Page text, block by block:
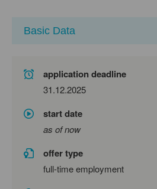
Basic Data
application deadline
31.12.2025
start date
as of now
offer type
full-time employment